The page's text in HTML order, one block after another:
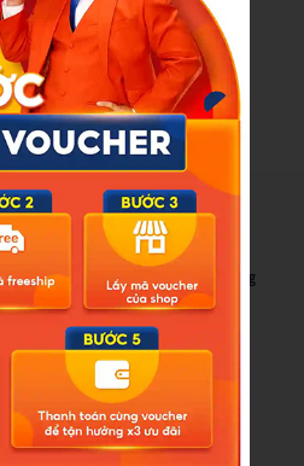
cap-giay-phep-lai-xe-
New Posts
trên Biển Đông: Vì sao không ảnh hưởng
giác cao độ?
lừa đảo kết hôn: Khi sính lễ trở thành ‘cái